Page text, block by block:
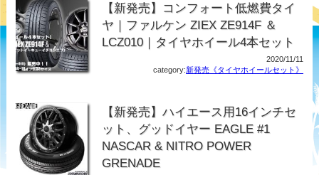
【新発売】コンフォート低燃費タイ
ヤ｜ファルケン ZIEX ZE914F ＆
LCZ010｜タイヤホイール4本セット
2020/11/11
category:新発売《タイヤホイールセット》
【新発売】ハイエース用16インチセ
ット、グッドイヤー EAGLE #1
NASCAR & NITRO POWER
GRENADE